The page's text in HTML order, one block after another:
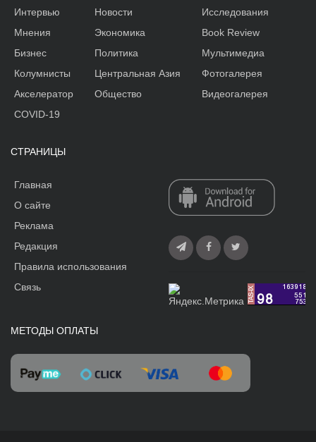
Интервью
Мнения
Бизнес
Колумнисты
Акселератор
Новости
Экономика
Политика
Центральная Азия
Общество
Исследования
Book Review
Мультимедиа
Фотогалерея
Видеогалерея
COVID-19
СТРАНИЦЫ
Главная
О сайте
Реклама
Редакция
Правила использования
Связь
МЕТОДЫ ОПЛАТЫ